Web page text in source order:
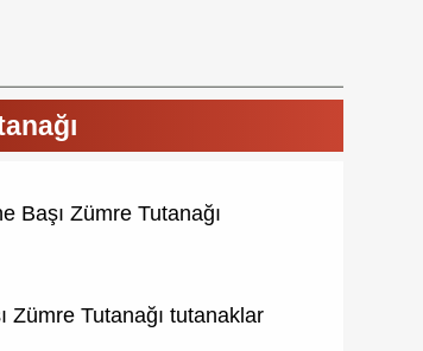
Başı Zümre Tutanağı
Zümre Tutanağı tutanaklar